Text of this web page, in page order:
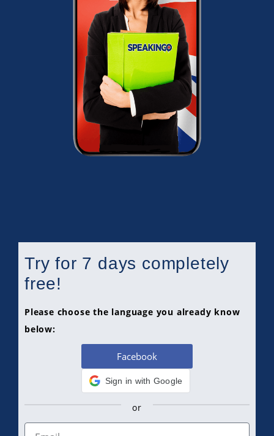
Try for 7 days completely
free!
Please choose the language you already know
below:
Facebook
Sign in with Google
or